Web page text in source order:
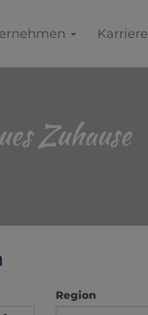
Karriere
Zuhause
Region